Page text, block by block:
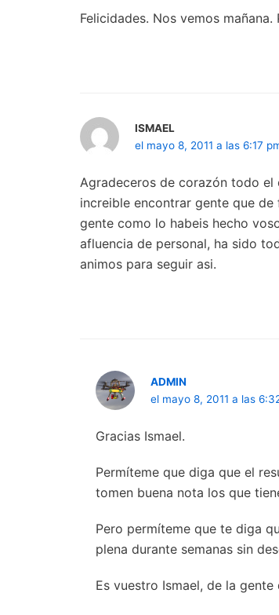
Felicidades. Nos vemos mañana.
ISMAEL
el mayo 8, 2011 a las 6:17
Agradeceros de corazón todo el
increible encontrar gente que
gente como lo habeis hecho
afluencia de personal, ha sido
animos para seguir asi.
ADMIN
el mayo 8, 2011 a las
Gracias Ismael.
Permíteme que diga que el
tomen buena nota los que
Pero permíteme que te diga
plena durante semanas sin
Es vuestro Ismael, de la